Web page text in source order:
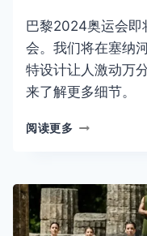
巴黎2024奥运会即
会。我们将在塞纳
特设计让人激动万
来了解更多细节。
阅读更多 2024
运
会
开